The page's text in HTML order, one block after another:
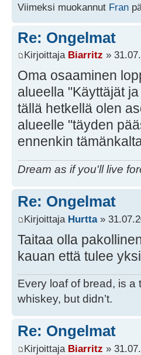
Viimeksi muokannut Fran
Re: Ongelmat
Kirjoittaja Biarritz »
Oma osaaminen
alueella "Käyttäjät
tällä hetkellä olen
alueelle "täyden
ennenkin
Dream as if you'll live
Re: Ongelmat
Kirjoittaja Hurtta»
Taitaa olla
kauan että tulee
Every loaf of bread, is
whiskey, but didn’t.
Re: Ongelmat
Kirjoittaja Biarritz »